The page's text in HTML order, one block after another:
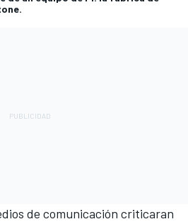
de comunicación criticaran